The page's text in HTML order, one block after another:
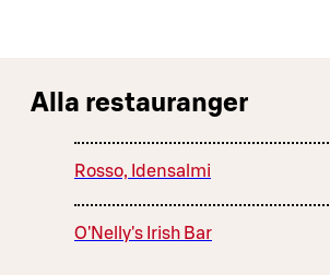
Alla restauranger
Rosso, Idensalmi
O'Nelly's Irish Bar